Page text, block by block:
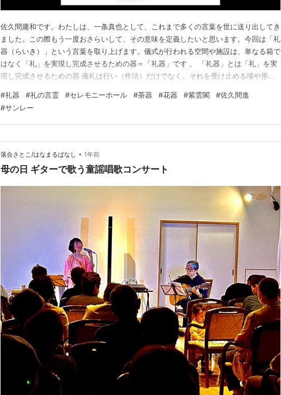
佐久間庸和です。わたしは、一条真也として、これまで多くの言葉を世に送り出してき
ました。この際もう一度おさらいして、その意味を定義したいと思います。今回は「礼
器（らいき）」という言葉を取り上げます。儀式が行われる空間や施設は、単なる箱で
はなく「礼」を実現し完成させるための器＝「礼器」です 。 「礼器」とは「礼」を実
現し完成させるための器 儀礼は行い（作法）だけでなく、それを受け止める場や形が
閣・三礼庵）は、故人や遺族の想いを受け止め、儀礼を成り立たせるための「礼器」と
しての役割を担うものです。もともと「礼器」は、儒教儀礼…
#礼器 #礼の言霊 #セレモニーホール #茶器 #花器 #紫雲閣 #佐久間進
#サンレー
落合さとこ/はなまるばなし • 1年前
母の日 ギターで歌う童謡唱歌コンサート